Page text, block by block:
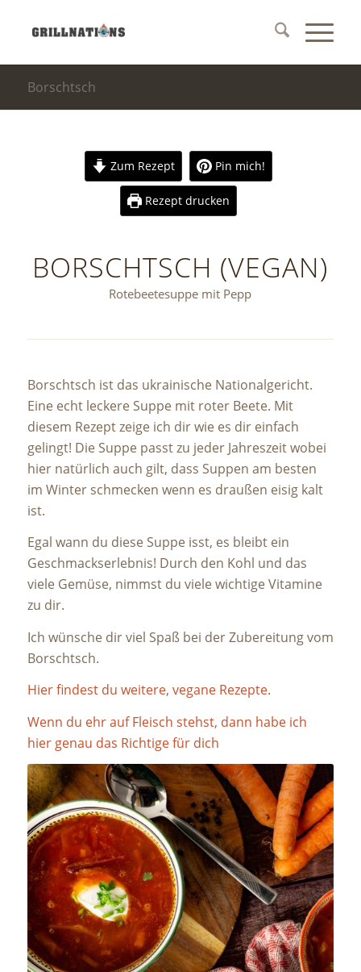
Borschtsch
Zum Rezept Pin mich!
Rezept drucken
BORSCHTSCH (VEGAN)
Rotebeetesuppe mit Pepp
Borschtsch ist das ukrainische Nationalgericht.
Eine echt leckere Suppe mit roter Beete. Mit
diesem Rezept zeige ich dir wie es dir einfach
gelingt! Die Suppe passt zu jeder Jahreszeit wobei
hier natürlich auch gilt, dass Suppen am besten
im Winter schmecken wenn es draußen eisig kalt
ist.
Egal wann du diese Suppe isst, es bleibt ein
Geschmackserlebnis! Durch den Kohl und das
viele Gemüse, nimmst du viele wichtige Vitamine
zu dir.
Ich wünsche dir viel Spaß bei der Zubereitung vom
Borschtsch.
Hier findest du weitere, vegane Rezepte.
Wenn du ehr auf Fleisch stehst, dann habe ich
hier genau das Richtige für dich